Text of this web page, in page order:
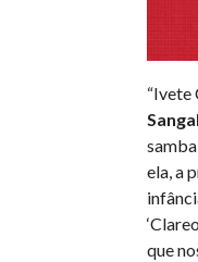
“Ivete
ela, a
que